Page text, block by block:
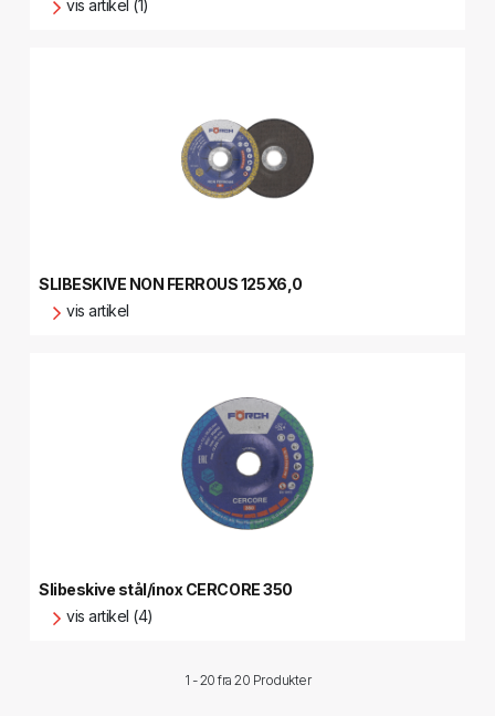
vis artikel (1)
SLIBESKIVE NON FERROUS 125X6,0
vis artikel
Slibeskive stål/inox CERCORE 350
vis artikel (4)
1 - 20 fra20 Produkter